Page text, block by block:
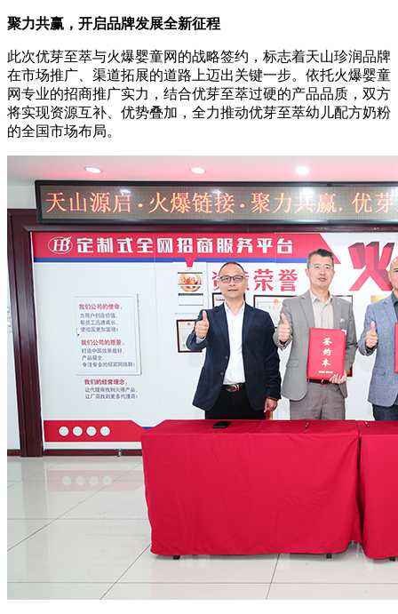
聚力共赢，开启品牌发展全新征程
此次优芽至萃与火爆婴童网的战略签约，标志着天山珍润品牌
在市场推广、渠道拓展的道路上迈出关键一步。依托火爆婴童
网专业的招商推广实力，结合优芽至萃过硬的产品品质，双方
将实现资源互补、优势叠加，全力推动优芽至萃幼儿配方奶粉
的全国市场布局。